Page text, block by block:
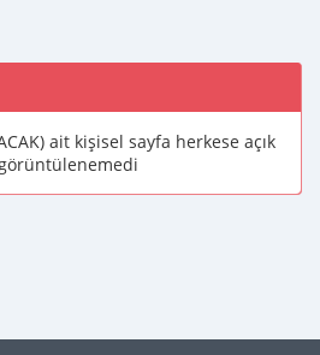
ait kişisel sayfa herkese açık